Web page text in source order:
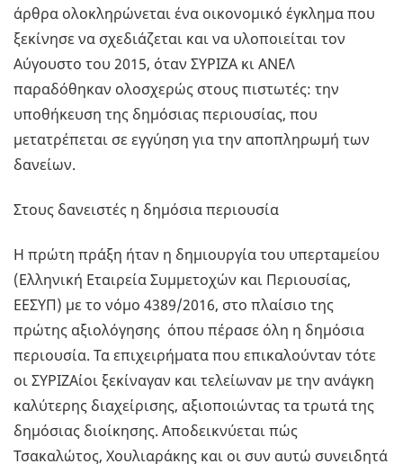
άρθρα ολοκληρώνεται ένα οικονομικό έγκλημα που
ξεκίνησε να σχεδιάζεται και να υλοποιείται τον
Αύγουστο του 2015, όταν ΣΥΡΙΖΑ κι ΑΝΕΛ
παραδόθηκαν ολοσχερώς στους πιστωτές: την
υποθήκευση της δημόσιας περιουσίας, που
μετατρέπεται σε εγγύηση για την αποπληρωμή των
δανείων.
Στους δανειστές η δημόσια περιουσία
Η πρώτη πράξη ήταν η δημιουργία του υπερταμείου
(Ελληνική Εταιρεία Συμμετοχών και Περιουσίας,
ΕΕΣΥΠ) με το νόμο 4389/2016, στο πλαίσιο της
πρώτης αξιολόγησης όπου πέρασε όλη η δημόσια
περιουσία. Τα επιχειρήματα που επικαλούνταν τότε
οι ΣΥΡΙΖΑίοι ξεκίναγαν και τελείωναν με την ανάγκη
καλύτερης διαχείρισης, αξιοποιώντας τα τρωτά της
δημόσιας διοίκησης. Αποδεικνύεται πώς
Τσακαλώτος, Χουλιαράκης και οι συν αυτώ συνειδητά